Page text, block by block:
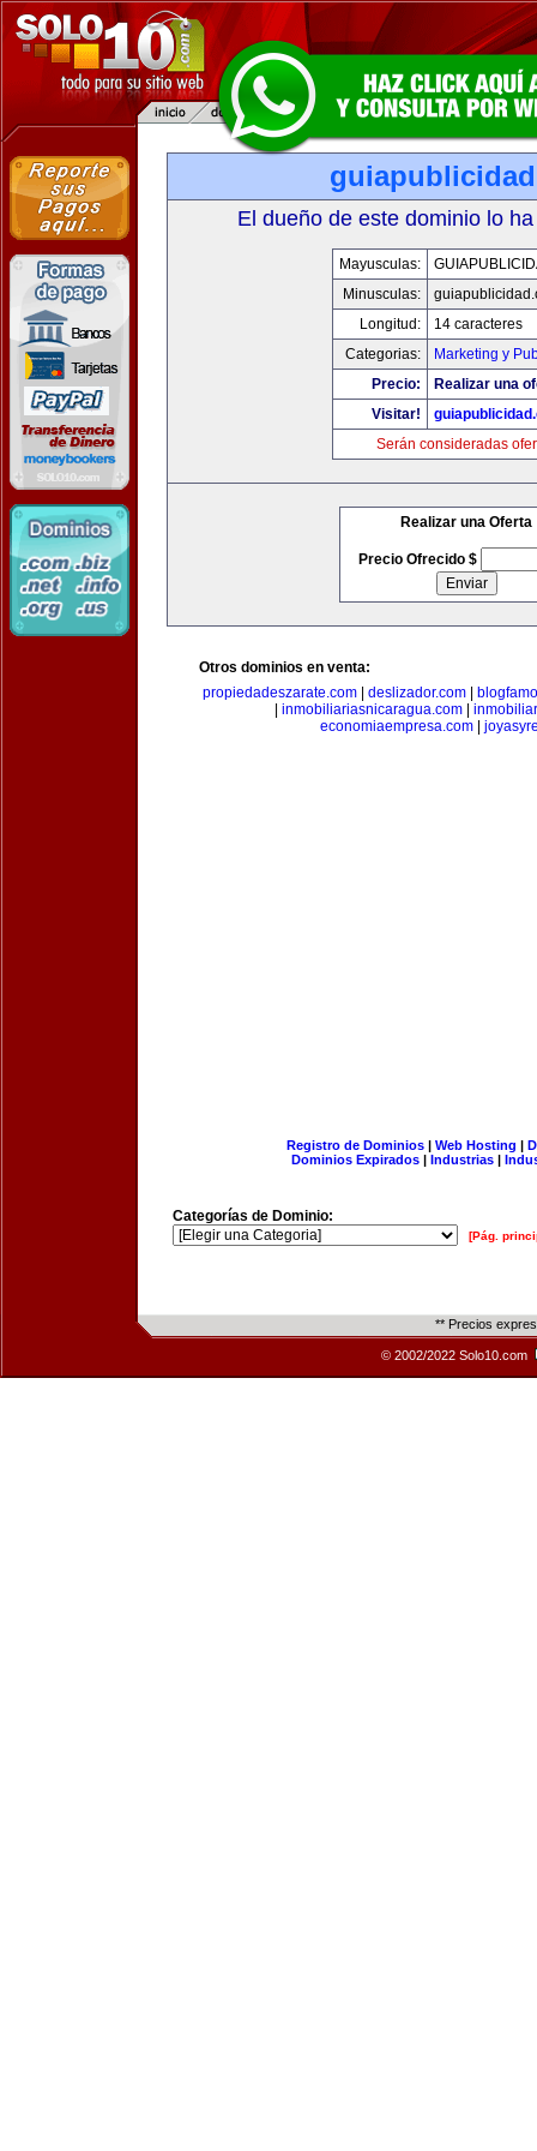
El dueño de este dominio lo
Mayusculas:
Minusculas:
Longitud:
14 caracteres
Categorias:
Marketing y
Precio:
Realizar una
Visitar!
Serán consideradas
Realizar una Oferta
Precio Ofrecido $
Otros dominios en venta:
propiedadeszarate.com| deslizador.com|
inmobiliariasnicaragua.com
economiaempresa.com|
Registro de Dominios| Web Hosting |
Dominios Expirados | Industrias |
Categorías de Dominio:
[Pág.
** Precios
© 2002/2022 Solo10.com